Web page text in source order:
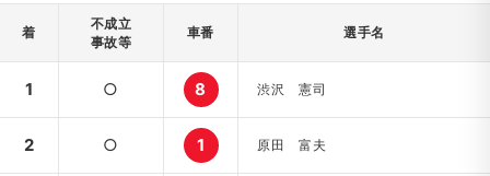
着
不成立
事故等
車番 選手名
1 ○ 8 渋沢 憲司
2 ○ 1 原田 富夫